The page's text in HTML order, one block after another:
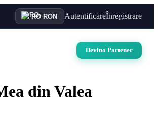
RO·RON AutentificareÎnregistrare
Devino Partener
din Valea